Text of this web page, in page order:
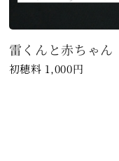
雷くんと赤ちゃん
1,000円